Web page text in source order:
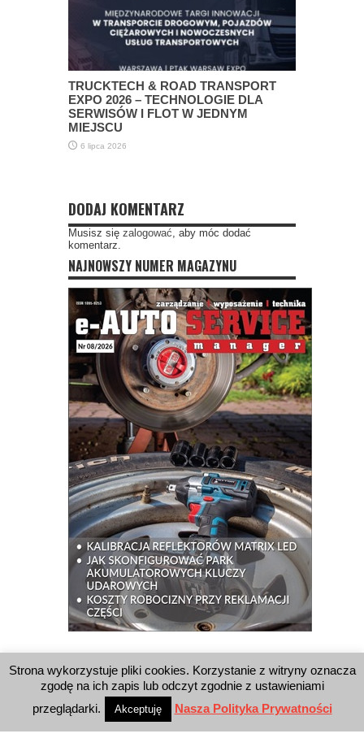
TRUCKTECH & ROAD TRANSPORT
EXPO 2026 – TECHNOLOGIE DLA
SERWISÓW I FLOT W JEDNYM
MIEJSCU
6 lipca 2026
DODAJ KOMENTARZ
Musisz się zalogować , aby móc dodać
komentarz.
NAJNOWSZY NUMER MAGAZYNU
WYSZUKIWARKA
Strona wykorzystuje pliki cookies. Korzystanie z witryny oznacza
zgodę na ich zapis lub odczyt zgodnie z ustawieniami
przeglądarki.
Akceptuję Nasza Polityka Prywatności